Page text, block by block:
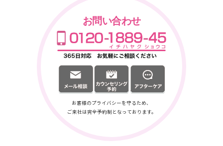
お問い合わせ
お客様のプライバシーを守るため、
ご来社は完全予約制となっております。